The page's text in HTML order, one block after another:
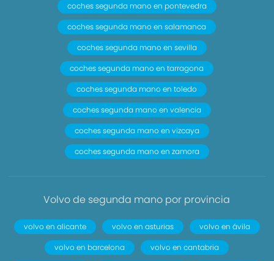
coches segunda mano en pontevedra
coches segunda mano en salamanca
coches segunda mano en sevilla
coches segunda mano en tarragona
coches segunda mano en toledo
coches segunda mano en valencia
coches segunda mano en vizcaya
coches segunda mano en zamora
Volvo de segunda mano por provincia
volvo en alicante volvo en asturias
volvo en ávila
volvo en barcelona
volvo en cantabria